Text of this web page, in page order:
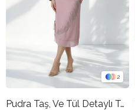
2
Pudra Taş, Ve Tül Detaylı Tam Kalıp Midi Etek